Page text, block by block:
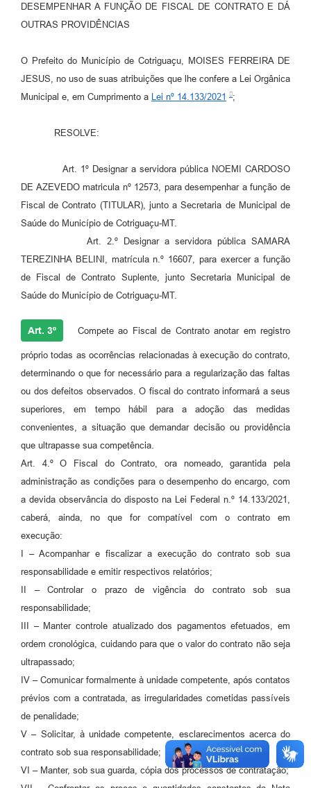
Editais
Serviços Online
Diário Oficial
DESEMPENHAR A FUNÇÃO DE FISCAL DE CONTRATO E DÁ
OUTRAS PROVIDÊNCIAS
O Prefeito do Município de Cotriguaçu, MOISES FERREIRA DE
JESUS, no uso de suas atribuições que lhe confere a Lei Orgânica
Municipal e, em Cumprimento a
Lei nº 14.133/2021 ;
RESOLVE:
Art. 1º Designar a servidora pública NOEMI CARDOSO
DE AZEVEDO matricula nº 12573, para desempenhar a função de
Fiscal de Contrato (TITULAR), junto a Secretaria de Municipal de
Saúde do Município de Cotriguaçu-MT.
Art. 2.º Designar a servidora pública SAMARA
TEREZINHA BELINI, matrícula n.º 16607, para exercer a função
de Fiscal de Contrato Suplente, junto Secretaria Municipal de
Saúde do Município de Cotriguaçu-MT.
Art. 3º Compete ao Fiscal de Contrato anotar em registro
próprio todas as ocorrências relacionadas à execução do contrato,
determinando o que for necessário para a regularização das faltas
ou dos defeitos observados. O fiscal do contrato informará a seus
superiores, em tempo hábil para a adoção das medidas
convenientes, a situação que demandar decisão ou providência
que ultrapasse sua competência.
Art. 4.º O Fiscal do Contrato, ora nomeado, garantida pela
administração as condições para o desempenho do encargo, com
a devida observância do disposto na Lei Federal n.º 14.133/2021,
caberá, ainda, no que for compatível com o contrato em
execução:
I – Acompanhar e fiscalizar a execução do contrato sob sua
responsabilidade e emitir respectivos relatórios;
II – Controlar o prazo de vigência do contrato sob sua
responsabilidade;
III – Manter controle atualizado dos pagamentos efetuados, em
ordem cronológica, cuidando para que o valor do contrato não seja
ultrapassado;
IV – Comunicar formalmente à unidade competente, após contatos
prévios com a contratada, as irregularidades cometidas passíveis
de penalidade;
V – Solicitar, à unidade competente, esclarecimentos acerca do
contrato sob sua responsabilidade;
VI – Manter, sob sua guarda, cópia dos processos de contratação;